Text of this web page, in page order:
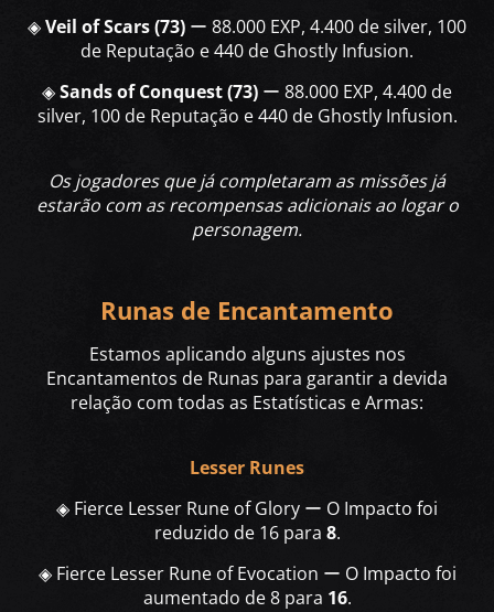
◈Veil of Scars (73) ー 88.000 EXP, 4.400 de silver, 100
de Reputação e 440 de Ghostly Infusion.
◈Sands of Conquest (73) ー 88.000 EXP, 4.400 de
silver, 100 de Reputação e 440 de Ghostly Infusion.
Os jogadores que já completaram as missões já
estarão com as recompensas adicionais ao logar o
personagem.
Runas de Encantamento
Estamos aplicando alguns ajustes nos
Encantamentos de Runas para garantir a devida
relação com todas as Estatísticas e Armas:
Lesser Runes
◈ Fierce Lesser Rune of Glory ー O Impacto foi
reduzido de 16 para 8.
◈ Fierce Lesser Rune of Evocation ー O Impacto foi
aumentado de 8 para 16.